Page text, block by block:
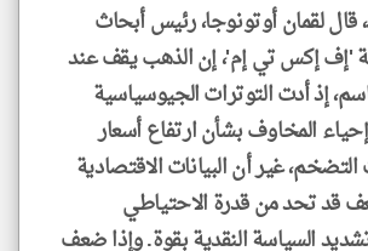
لقمان أوتونوجا، رئيس أبحاث
'إف إكس تي إم'، إن الذهب يقف عند
إذ أدت التوترات الجيوسياسية
المخاوف بشأن ارتفاع أسعار
غير أن البيانات الاقتصادية
قد تحد من قدرة الاحتياطي
السياسة النقدية بقوة. وإذا ضعف